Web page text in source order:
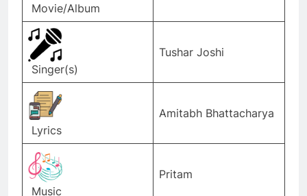
Movie/Album
Singer(s)
Tushar Joshi
Lyrics
Amitabh Bhattacharya
Music
Pritam